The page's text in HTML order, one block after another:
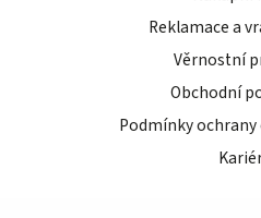
Reklamace a
Věrnostní
Obchodní
Podmínky